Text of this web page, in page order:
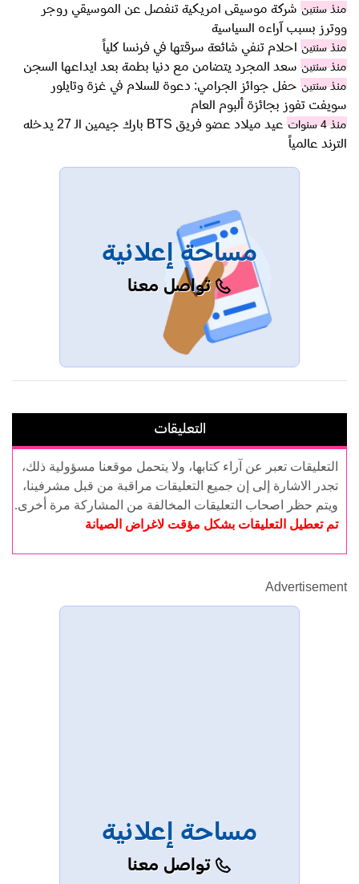
منذ سنتين شركة موسيقى امريكية تنفصل عن الموسيقي روجر
ووترز بسبب آراءه السياسية
منذ سنتين احلام تنفي شائعة سرقتها في فرنسا كلياً
منذ سنتين سعد المجرد يتضامن مع دنيا بطمة بعد ايداعها السجن
منذ سنتين حفل جوائز الجرامي: دعوة للسلام في غزة وتايلور
سويفت تفوز بجائزة ألبوم العام
منذ 4 سنوات
عيد ميلاد عضو فريق BTS بارك جيمين الـ 27 يدخله
الترند عالمياً
مساحة إعلانية
تواصل معنا
التعليقات
التعليقات تعبر عن آراء كتابها، ولا يتحمل موقعنا مسؤولية ذلك،
تجدر الاشارة إلى إن جميع التعليقات مراقبة من قبل مشرفينا،
ويتم حظر اصحاب التعليقات المخالفة من المشاركة مرة أخرى.
تم تعطيل التعليقات بشكل مؤقت لاغراض الصيانة
Advertisement
مساحة إعلانية
تواصل معنا